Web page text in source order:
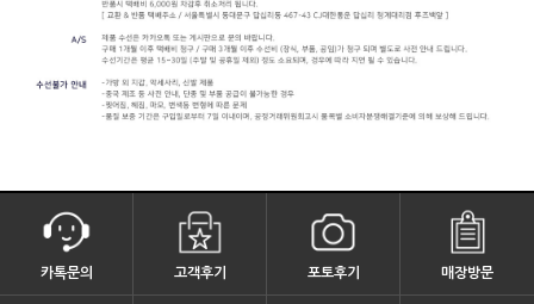
카톡문의 고객후기 포토후기 매장방문